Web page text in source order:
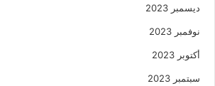
ديسمبر 2023
نوفمبر 2023
أكتوبر 2023
سبتمبر 2023